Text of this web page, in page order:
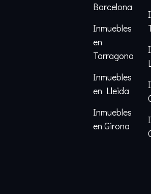
Barcelona
Inmuebles
en
Tarragona
Inmuebles
en Lleida
Inmuebles
en Girona